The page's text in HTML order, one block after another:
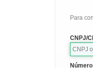
Para
CNPJ/